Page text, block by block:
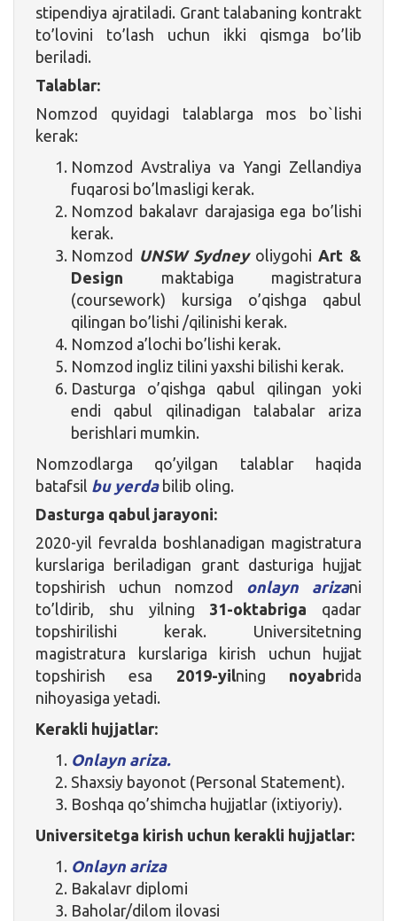
stipendiya ajratiladi. Grant talabaning kontrakt
to’lovini to’lash uchun ikki qismga bo’lib
beriladi.
Talablar:
Nomzod quyidagi talablarga mos bo`lishi
kerak:
Nomzod Avstraliya va Yangi Zellandiya
fuqarosi bo’lmasligi kerak.
Nomzod bakalavr darajasiga ega bo’lishi
kerak.
Nomzod UNSW Sydney oliygohi Art &
Design maktabiga magistratura
(coursework) kursiga o’qishga qabul
qilingan bo’lishi /qilinishi kerak.
Nomzod a’lochi bo’lishi kerak.
Nomzod ingliz tilini yaxshi bilishi kerak.
Dasturga o’qishga qabul qilingan yoki
endi qabul qilinadigan talabalar ariza
berishlari mumkin.
Nomzodlarga qo’yilgan talablar haqida
batafsil bu yerdabilib oling.
Dasturga qabul jarayoni:
2020-yil fevralda boshlanadigan magistratura
kurslariga beriladigan grant dasturiga hujjat
topshirish uchun nomzod onlayn arizani
to’ldirib, shu yilning 31-oktabriga qadar
topshirilishi kerak. Universitetning
magistratura kurslariga kirish uchun hujjat
topshirish esa 2019-yilning noyabrida
nihoyasiga yetadi.
Kerakli hujjatlar:
Onlayn ariza.
Shaxsiy bayonot (Personal Statement).
Boshqa qo’shimcha hujjatlar (ixtiyoriy).
Universitetga kirish uchun kerakli hujjatlar:
Onlayn ariza
Bakalavr diplomi
Baholar/dilom ilovasi